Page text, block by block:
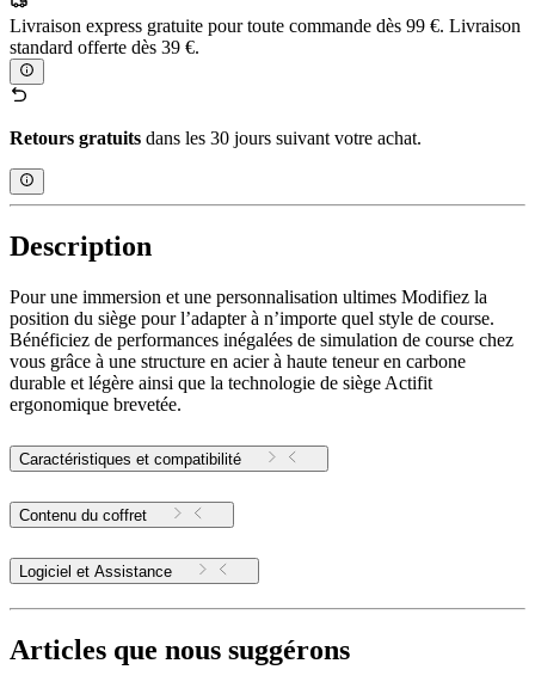
Livraison express gratuite pour toute commande dès 99 €. Livraison
standard offerte dès 39 €.
Retours gratuits dans les 30 jours suivant votre achat.
Description
Pour une immersion et une personnalisation ultimes Modifiez la
position du siège pour l’adapter à n’importe quel style de course.
Bénéficiez de performances inégalées de simulation de course chez
vous grâce à une structure en acier à haute teneur en carbone
durable et légère ainsi que la technologie de siège Actifit
ergonomique brevetée.
Caractéristiques et compatibilité
Contenu du coffret
Logiciel et Assistance
Articles que nous suggérons